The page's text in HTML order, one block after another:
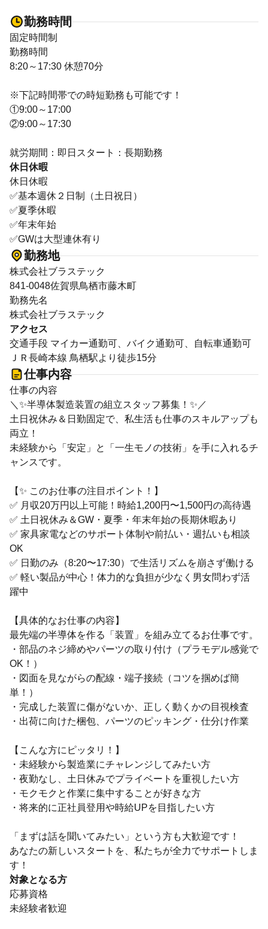
勤務時間
固定時間制
勤務時間
8:20～17:30 休憩70分
※下記時間帯での時短勤務も可能です！
①9:00～17:00
②9:00～17:30
就労期間：即日スタート：長期勤務
休日休暇
休日休暇
✅基本週休２日制（土日祝日）
✅夏季休暇
✅年末年始
✅GWは大型連休有り
勤務地
株式会社ブラステック
841-0048佐賀県鳥栖市藤木町
勤務先名
株式会社ブラステック
アクセス
交通手段 マイカー通勤可、バイク通勤可、自転車通勤可
ＪＲ長崎本線 鳥栖駅より徒歩15分
仕事内容
仕事の内容
＼✨半導体製造装置の組立スタッフ募集！✨／
土日祝休み＆日勤固定で、私生活も仕事のスキルアップも
両立！
未経験から「安定」と「一生モノの技術」を手に入れるチ
ャンスです。
【✨ このお仕事の注目ポイント！】
✅ 月収20万円以上可能！時給1,200円〜1,500円の高待遇
✅ 土日祝休み＆GW・夏季・年末年始の長期休暇あり
✅ 家具家電などのサポート体制や前払い・週払いも相談
OK
✅ 日勤のみ（8:20〜17:30）で生活リズムを崩さず働ける
✅ 軽い製品が中心！体力的な負担が少なく男女問わず活
躍中
【具体的なお仕事の内容】
最先端の半導体を作る「装置」を組み立てるお仕事です。
・部品のネジ締めやパーツの取り付け（プラモデル感覚で
OK！）
・図面を見ながらの配線・端子接続（コツを掴めば簡
単！）
・完成した装置に傷がないか、正しく動くかの目視検査
・出荷に向けた梱包、パーツのピッキング・仕分け作業
【こんな方にピッタリ！】
・未経験から製造業にチャレンジしてみたい方
・夜勤なし、土日休みでプライベートを重視したい方
・モクモクと作業に集中することが好きな方
・将来的に正社員登用や時給UPを目指したい方
「まずは話を聞いてみたい」という方も大歓迎です！
あなたの新しいスタートを、私たちが全力でサポートしま
す！
対象となる方
応募資格
未経験者歓迎